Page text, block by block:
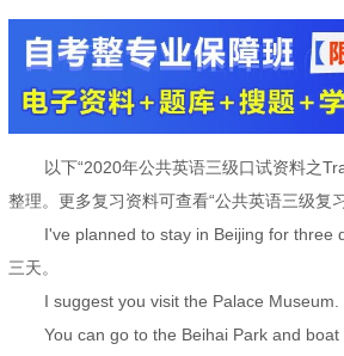
以下“2020年公共英语三级口试资料之
整理。更多复习资料可查看“公共英语三级复
I've planned to stay in Beijing for three
三天。
I suggest you visit the Palace Museum.
You can go to the Beihai Park and